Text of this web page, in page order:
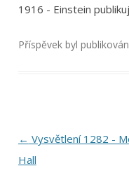
1916 - Einstein
Příspěvek byl publikován
Navigace
pro
← Vysvětlení 1282 -
Hall